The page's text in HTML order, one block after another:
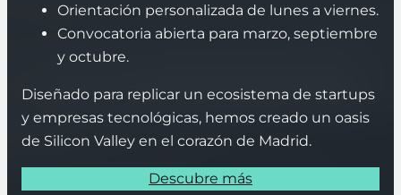
Orientación personalizada de lunes a viernes.
Convocatoria abierta para marzo, septiembre
y octubre.
Diseñado para replicar un ecosistema de startups
y empresas tecnológicas, hemos creado un oasis
de Silicon Valley en el corazón de Madrid.
Descubre más